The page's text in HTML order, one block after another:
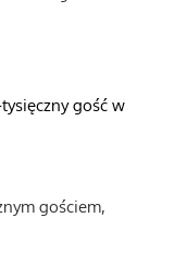
gość w
gościem,